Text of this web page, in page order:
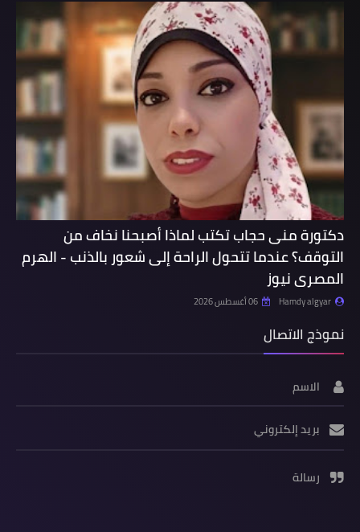
دكتورة منى حجاب تكتب لماذا أصبحنا نخاف من
التوقف؟ عندما تتحول الراحة إلى شعور بالذنب - الهرم
المصرى نيوز
Hamdy algyar 06 أغسطس 2026
نموذج الاتصال
الاسم
بريد إلكتروني
رسالة